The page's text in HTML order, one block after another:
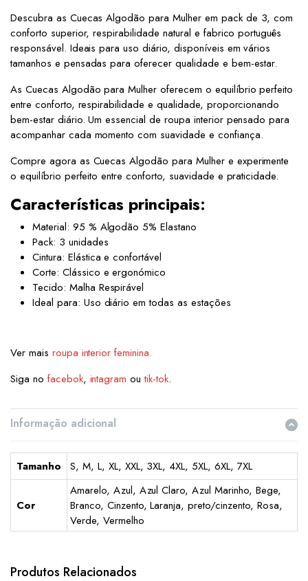
Descubra as Cuecas Algodão para Mulher em pack de 3, com
conforto superior, respirabilidade natural e fabrico português
responsável. Ideais para uso diário, disponíveis em vários
tamanhos e pensadas para oferecer qualidade e bem-estar.
As Cuecas Algodão para Mulher oferecem o equilíbrio perfeito
entre conforto, respirabilidade e qualidade, proporcionando
bem-estar diário. Um essencial de roupa interior pensado para
acompanhar cada momento com suavidade e confiança.
Compre agora as Cuecas Algodão para Mulher e experimente
o equilíbrio perfeito entre conforto, suavidade e praticidade.
Características principais:
Material: 95 % Algodão 5% Elastano
Pack: 3 unidades
Cintura: Elástica e confortável
Corte: Clássico e ergonómico
Tecido: Malha Respirável
Ideal para: Uso diário em todas as estações
Ver mais roupa interior feminina.
Siga no facebok, intagram outik-tok.
Informação adicional
Tamanho S, M, L, XL, XXL, 3XL, 4XL, 5XL, 6XL, 7XL
Cor
Amarelo, Azul, Azul Claro, Azul Marinho, Bege,
Branco, Cinzento, Laranja, preto/cinzento, Rosa,
Verde, Vermelho
Produtos Relacionados
This
has
This